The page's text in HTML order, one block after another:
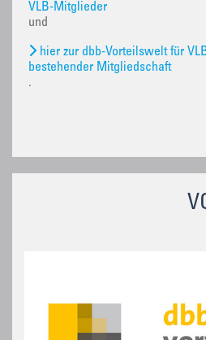
VLB-Mitglieder
und
hier zur dbb-Vorteilswelt für
bestehender Mitgliedschaft
.